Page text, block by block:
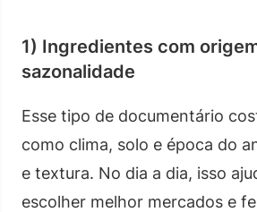
1) Ingredientes com
sazonalidade
Esse tipo de documentário
como clima, solo e época do
e textura. No dia a dia, isso
escolher melhor mercados e